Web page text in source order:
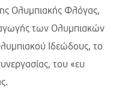
Ολυμπιακής Φλόγας,
των Ολυμπιακών
Ιδεώδους, το
του «ευ